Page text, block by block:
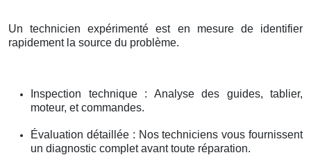
Un technicien expérimenté est en mesure de identifier
rapidement la source du problème.
Inspection technique : Analyse des guides, tablier,
moteur, et commandes.
Évaluation détaillée : Nos techniciens vous fournissent
un diagnostic complet avant toute réparation.